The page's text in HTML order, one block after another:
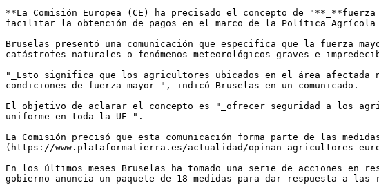
**La Comisión Europea (CE) ha precisado el concepto de
facilitar la obtención de pagos en el marco de la Política Agrícola
Bruselas presentó una comunicación que especifica que la fuerza
catástrofes naturales o fenómenos meteorológicos graves e
"_Esto significa que los agricultores ubicados en el área afectada
condiciones de fuerza mayor_", indicó Bruselas en un comunicado.
El objetivo de aclarar el concepto es "_ofrecer seguridad a los
uniforme en toda la UE_".
La Comisión precisó que esta comunicación forma parte de las
(https://www.plataformatierra.es/actualidad/opinan-agricultores-
En los últimos meses Bruselas ha tomado una serie de acciones
gobierno-anuncia-un-paquete-de-18-medidas-para-dar-respuesta-a-